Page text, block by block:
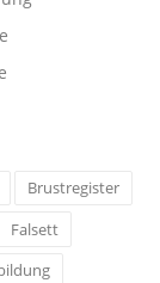
Brustregister
Falsett